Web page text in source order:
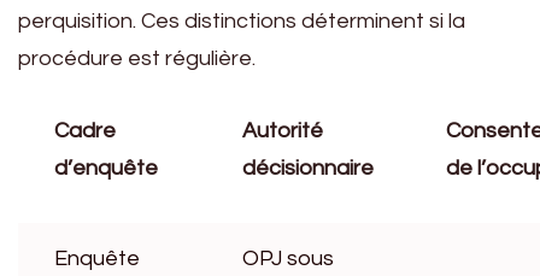
perquisition. Ces distinctions déterminent si la
procédure est régulière.
Cadre
d’enquête
Autorité
décisionnaire
de
Enquête
OPJ sous